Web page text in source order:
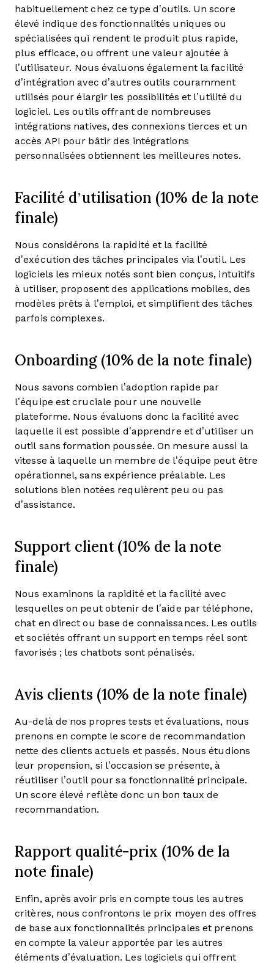
habituellement chez ce type d’outils. Un score
élevé indique des fonctionnalités uniques ou
spécialisées qui rendent le produit plus rapide,
plus efficace, ou offrent une valeur ajoutée à
l’utilisateur. Nous évaluons également la facilité
d’intégration avec d’autres outils couramment
utilisés pour élargir les possibilités et l’utilité du
logiciel. Les outils offrant de nombreuses
intégrations natives, des connexions tierces et un
accès API pour bâtir des intégrations
personnalisées obtiennent les meilleures notes.
Facilité d’utilisation (10% de la note
finale)
Nous considérons la rapidité et la facilité
d’exécution des tâches principales via l’outil. Les
logiciels les mieux notés sont bien conçus, intuitifs
à utiliser, proposent des applications mobiles, des
modèles prêts à l’emploi, et simplifient des tâches
parfois complexes.
Onboarding (10% de la note finale)
Nous savons combien l’adoption rapide par
l’équipe est cruciale pour une nouvelle
plateforme. Nous évaluons donc la facilité avec
laquelle il est possible d’apprendre et d’utiliser un
outil sans formation poussée. On mesure aussi la
vitesse à laquelle un membre de l’équipe peut être
opérationnel, sans expérience préalable. Les
solutions bien notées requièrent peu ou pas
d’assistance.
Support client (10% de la note
finale)
Nous examinons la rapidité et la facilité avec
lesquelles on peut obtenir de l’aide par téléphone,
chat en direct ou base de connaissances. Les outils
et sociétés offrant un support en temps réel sont
favorisés ; les chatbots sont pénalisés.
Avis clients (10% de la note finale)
Au-delà de nos propres tests et évaluations, nous
prenons en compte le score de recommandation
nette des clients actuels et passés. Nous étudions
leur propension, si l’occasion se présente, à
réutiliser l’outil pour sa fonctionnalité principale.
Un score élevé reflète donc un bon taux de
recommandation.
Rapport qualité-prix (10% de la
note finale)
Enfin, après avoir pris en compte tous les autres
critères, nous confrontons le prix moyen des offres
de base aux fonctionnalités principales et prenons
en compte la valeur apportée par les autres
éléments d’évaluation. Les logiciels qui offrent